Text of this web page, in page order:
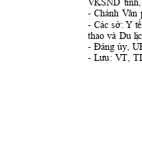
- Chánh Văn
- Các sở: Y tế,
thao và Du lị
- Đảng ủy,
- Lưu: VT,